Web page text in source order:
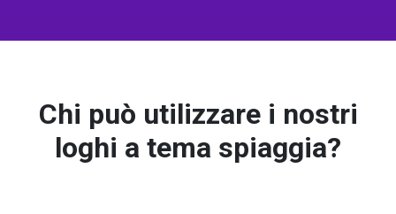
Chi può utilizzare i nostri
loghi a tema spiaggia?